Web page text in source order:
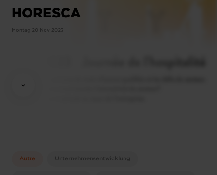
HORESCA
Montag 20 Nov 2023
Autre Unternehmensentwicklung